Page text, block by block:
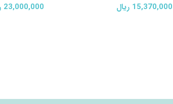
15,370,000 ریال
23,000,000